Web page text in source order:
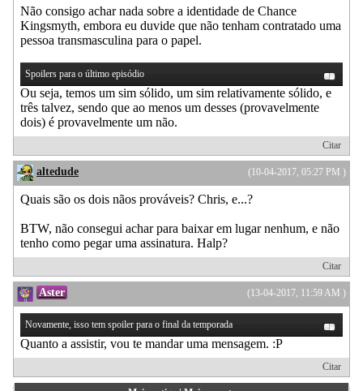
Não consigo achar nada sobre a identidade de Chance
Kingsmyth, embora eu duvide que não tenham contratado uma
pessoa transmasculina para o papel.
Spoilers para o último episódio
Ou seja, temos um sim sólido, um sim relativamente sólido, e
três talvez, sendo que ao menos um desses (provavelmente
dois) é provavelmente um não.
Citar
(10-04-2017, 05:27 PM )
altedude
Quais são os dois nãos prováveis? Chris, e...?
BTW, não consegui achar para baixar em lugar nenhum, e não
tenho como pegar uma assinatura. Halp?
Citar
(13-04-2017, 11:59 AM )
Aster
Novamente, isso tem spoiler para o final da temporada
Quanto a assistir, vou te mandar uma mensagem. :P
Citar